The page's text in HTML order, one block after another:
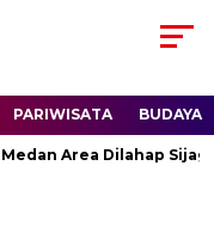
PARIWISATA BUDAYA
Area Dilahap Sijago